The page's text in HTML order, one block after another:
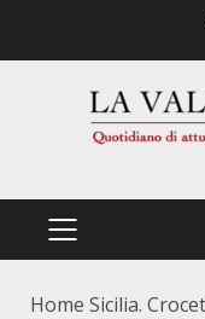
PRIMÄRES
Home Sicilia.